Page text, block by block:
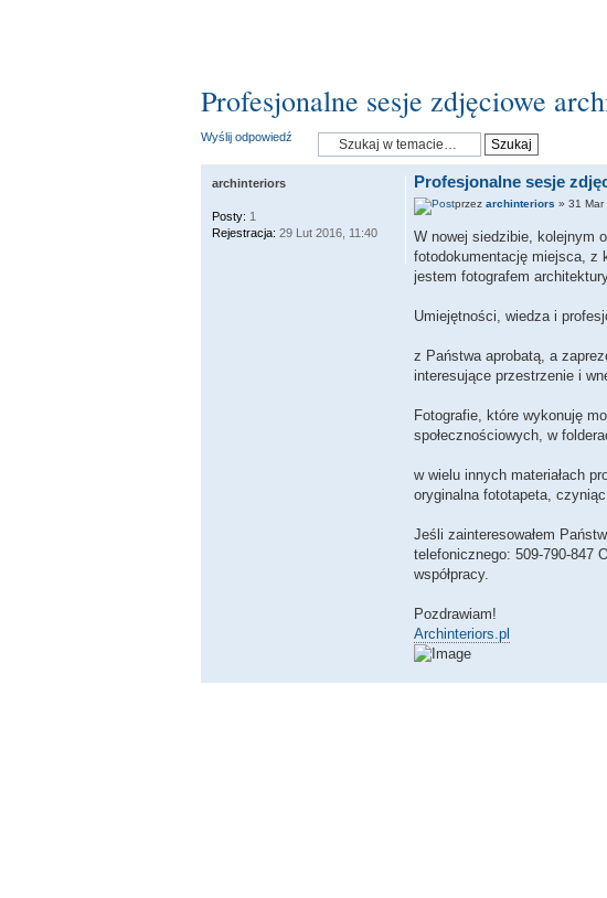
Profesjonalne sesje zdjęciowe
Wyślij odpowiedź
Profesjonalne sesje
przez archinteriors » 31 Mar
W nowej siedzibie, kolejnym
fotodokumentację miejsca, z
jestem fotografem
Umiejętności, wiedza i
z Państwa aprobatą, a
interesujące przestrzenie i
Fotografie, które wykonuję
społecznościowych, w
w wielu innych materiałach
oryginalna fototapeta,
Jeśli zainteresowałem
telefonicznego: 509-790-847
współpracy.
Pozdrawiam!
Archinteriors.pl
archinteriors
Posty: 1
Rejestracja: 29 Lut 2016, 11:40